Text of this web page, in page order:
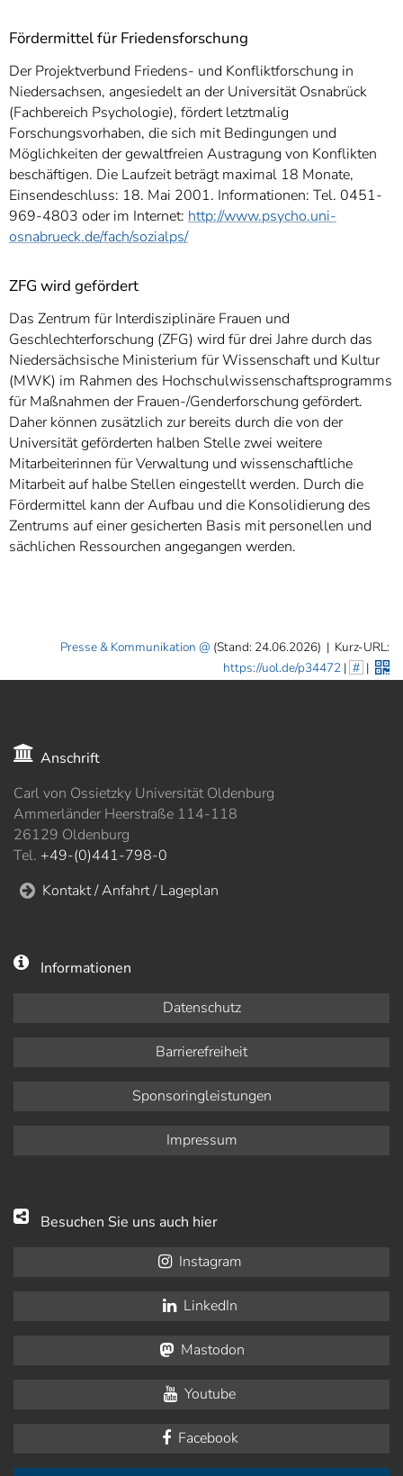
Fördermittel für Friedensforschung
Der Projektverbund Friedens- und Konfliktforschung in
Niedersachsen, angesiedelt an der Universität Osnabrück
(Fachbereich Psychologie), fördert letztmalig
Forschungsvorhaben, die sich mit Bedingungen und
Möglichkeiten der gewaltfreien Austragung von Konflikten
beschäftigen. Die Laufzeit beträgt maximal 18 Monate,
Einsendeschluss: 18. Mai 2001. Informationen: Tel. 0451-
969-4803 oder im Internet: http://www.psycho.uni-
osnabrueck.de/fach/sozialps/
ZFG wird gefördert
Das Zentrum für Interdisziplinäre Frauen und
Geschlechterforschung (ZFG) wird für drei Jahre durch das
Niedersächsische Ministerium für Wissenschaft und Kultur
(MWK) im Rahmen des Hochschulwissenschaftsprogramms
für Maßnahmen der Frauen-/Genderforschung gefördert.
Daher können zusätzlich zur bereits durch die von der
Universität geförderten halben Stelle zwei weitere
Mitarbeiterinnen für Verwaltung und wissenschaftliche
Mitarbeit auf halbe Stellen eingestellt werden. Durch die
Fördermittel kann der Aufbau und die Konsolidierung des
Zentrums auf einer gesicherten Basis mit personellen und
sächlichen Ressourchen angegangen werden.
Presse & Kommunikation (Stand: 24.06.2026) | Kurz-URL:
https://uol.de/p34472| # |
Anschrift
Carl von Ossietzky Universität Oldenburg
Ammerländer Heerstraße 114-118
26129 Oldenburg
Tel. +49-(0)441-798-0
Kontakt / Anfahrt / Lageplan
Informationen
Datenschutz
Barrierefreiheit
Sponsoringleistungen
Impressum
Besuchen Sie uns auch hier
Instagram
LinkedIn
Mastodon
Youtube
Facebook